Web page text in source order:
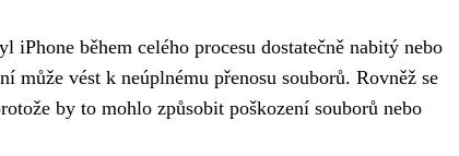
během celého procesu dostatečně nabitý nebo
vést k neúplnému přenosu souborů. Rovněž se
by to mohlo způsobit poškození souborů nebo